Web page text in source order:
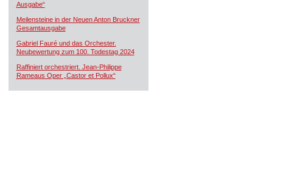
Ausgabe“
Meilensteine in der Neuen Anton Bruckner
Gesamtausgabe
Gabriel Fauré und das Orchester.
Neubewertung zum 100. Todestag 2024
Raffiniert orchestriert. Jean-Philippe
Rameaus Oper „Castor et Pollux“